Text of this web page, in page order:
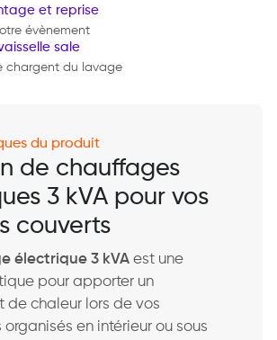
et reprise
évènement
sale
chargent du lavage
du produit
de chauffages
3 kVA pour vos
couverts
électrique 3 kVA est une
pour apporter un
de chaleur lors de vos
en intérieur ou sous